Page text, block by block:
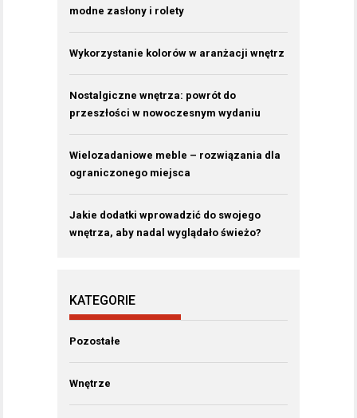
modne zasłony i rolety
Wykorzystanie kolorów w aranżacji wnętrz
Nostalgiczne wnętrza: powrót do
przeszłości w nowoczesnym wydaniu
Wielozadaniowe meble – rozwiązania dla
ograniczonego miejsca
Jakie dodatki wprowadzić do swojego
wnętrza, aby nadal wyglądało świeżo?
KATEGORIE
Pozostałe
Wnętrze